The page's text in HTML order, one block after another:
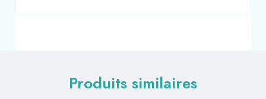
Produits similaires